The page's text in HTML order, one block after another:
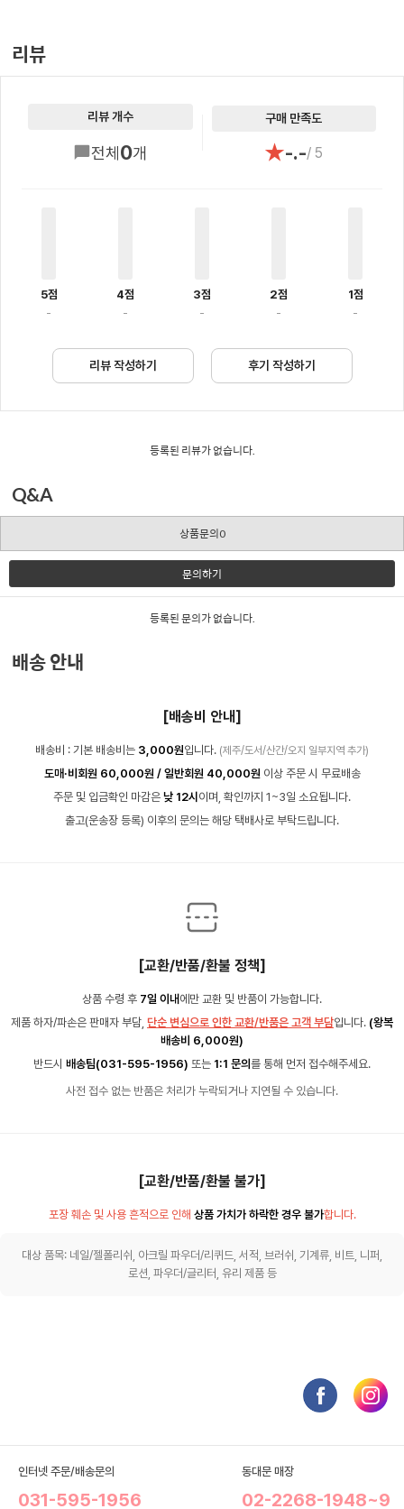
리뷰
리뷰 개수
전체0개
구매 만족도
★-.-/ 5
5점
-
4점
-
3점
-
2점
-
1점
-
리뷰 작성하기 후기 작성하기
등록된 리뷰가 없습니다.
Q&A
상품문의0
문의하기
등록된 문의가 없습니다.
배송 안내
[배송비 안내]
배송비 : 기본 배송비는 3,000원입니다. (제주/도서/산간/오지 일부지역 추가)
도매·비회원 60,000원 / 일반회원 40,000원 이상 주문 시 무료배송
주문 및 입금확인 마감은 낮 12시 이며, 확인까지 1~3일 소요됩니다.
출고(운송장 등록) 이후의 문의는 해당 택배사로 부탁드립니다.
[교환/반품/환불 정책]
상품 수령 후 7일 이내 에만 교환 및 반품이 가능합니다.
제품 하자/파손은 판매자 부담, 단순 변심으로 인한 교환/반품은 고객 부담입니다. (왕복
배송비 6,000원)
반드시 배송팀(031-595-1956) 또는 1:1 문의 를 통해 먼저 접수해주세요.
사전 접수 없는 반품은 처리가 누락되거나 지연될 수 있습니다.
[교환/반품/환불 불가]
포장 훼손 및 사용 흔적으로 인해 상품 가치가 하락한 경우 불가합니다.
대상 품목: 네일/젤폴리쉬, 아크릴 파우더/리퀴드, 서적, 브러쉬, 기계류, 비트, 니퍼,
로션, 파우더/글리터, 유리 제품 등
인터넷 주문/배송문의
031-595-1956
동대문 매장
02-2268-1948~9